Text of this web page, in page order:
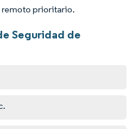
remoto prioritario.
Seguridad de